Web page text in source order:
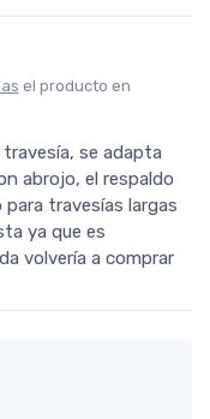
el producto en
se adapta
abrojo, el respaldo
travesías largas
ya que es
volvería a comprar